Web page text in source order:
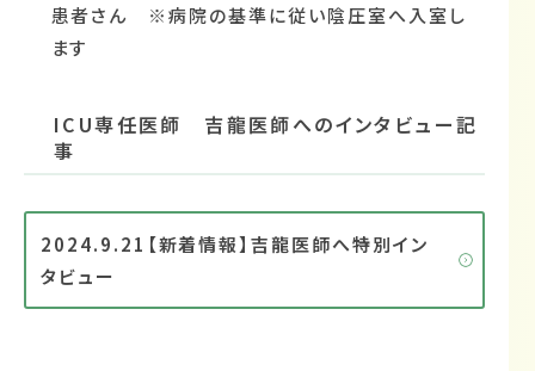
患者さん ※病院の基準に従い陰圧室へ入室し
ます
ICU専任医師 吉龍医師へのインタビュー記
事
2024.9.21【新着情報】吉龍医師へ特別イン
タビュー